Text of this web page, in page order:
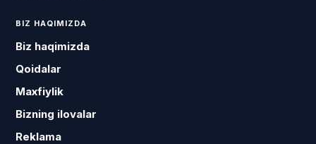
BIZ HAQIMIZDA
Biz haqimizda
Qoidalar
Maxfiylik
Bizning ilovalar
Reklama